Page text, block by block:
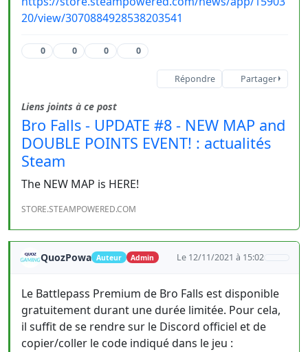
20/view/3070884928538203541
0 0 0 0
Répondre Partager
Liens joints à ce post
Bro Falls - UPDATE #8 - NEW MAP and
DOUBLE POINTS EVENT! : actualités
Steam
The NEW MAP is HERE!
STORE.STEAMPOWERED.COM
QuozPowa Auteur Admin Le 12/11/2021 à 15:02
Le Battlepass Premium de Bro Falls est disponible
gratuitement durant une durée limitée. Pour cela,
il suffit de se rendre sur le Discord officiel et de
copier/coller le code indiqué dans le jeu :